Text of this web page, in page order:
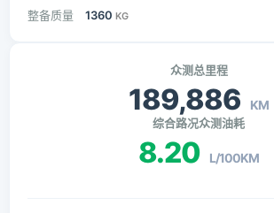
整备质量 1360 KG
众测总里程
189,886 KM
综合路况众测油耗
8.20 L/100KM